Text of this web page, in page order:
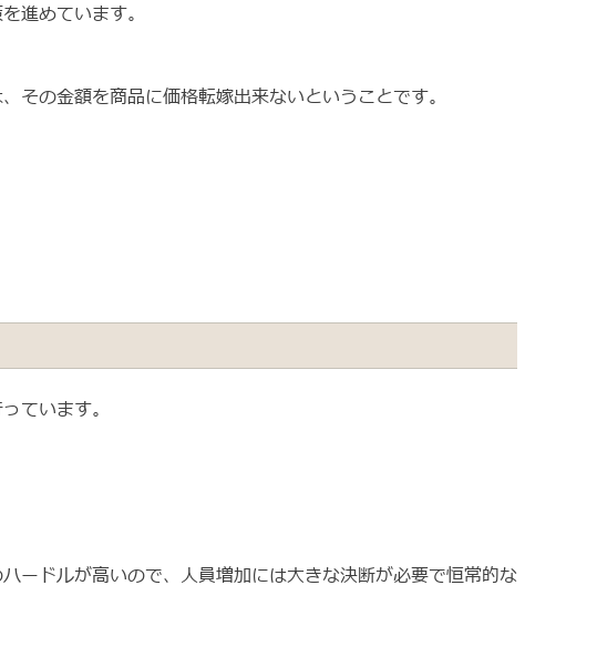
進めています。
の金額を商品に価格転嫁出来ないということです。
ています。
ードルが高いので、人員増加には大きな決断が必要で恒常的な